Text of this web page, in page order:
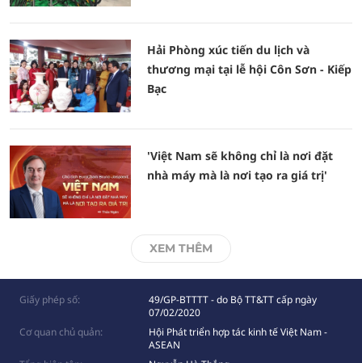
Hải Phòng xúc tiến du lịch và
thương mại tại lễ hội Côn Sơn - Kiếp
Bạc
'Việt Nam sẽ không chỉ là nơi đặt
nhà máy mà là nơi tạo ra giá trị'
XEM THÊM
Giấy phép số:
49/GP-BTTTT - do Bộ TT&TT cấp ngày
07/02/2020
Cơ quan chủ quản:
Hội Phát triển hợp tác kinh tế Việt Nam -
ASEAN